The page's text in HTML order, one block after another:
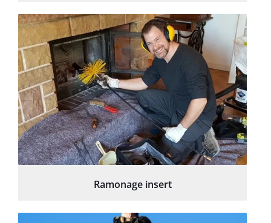
Ramonage insert